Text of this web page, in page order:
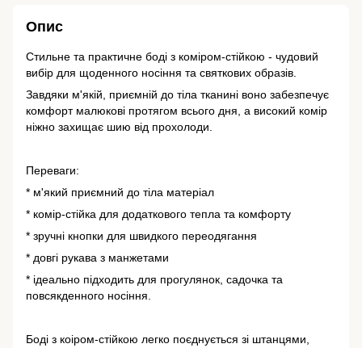
Опис
Стильне та практичне боді з коміром-стійкою - чудовий
вибір для щоденного носіння та святкових образів.
Завдяки м'якій, приємній до тіла тканині воно забезпечує
комфорт малюкові протягом всього дня, а високий комір
ніжно захищає шию від прохолоди.
Переваги:
* м'який приємний до тіла матеріал
* комір-стійка для додаткового тепла та комфорту
* зручні кнопки для швидкого переодягання
* довгі рукава з манжетами
* ідеально підходить для прогулянок, садочка та
повсякденного носіння.
Боді з коіром-стійкою легко поєднується зі штанцями,